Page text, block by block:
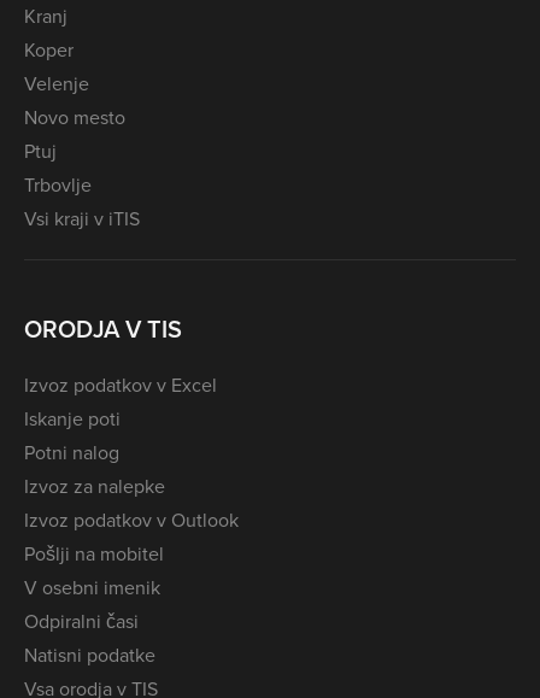
Kranj
Koper
Velenje
Novo mesto
Ptuj
Trbovlje
Vsi kraji v iTIS
ORODJA V TIS
Izvoz podatkov v Excel
Iskanje poti
Potni nalog
Izvoz za nalepke
Izvoz podatkov v Outlook
Pošlji na mobitel
V osebni imenik
Odpiralni časi
Natisni podatke
Vsa orodja v TIS